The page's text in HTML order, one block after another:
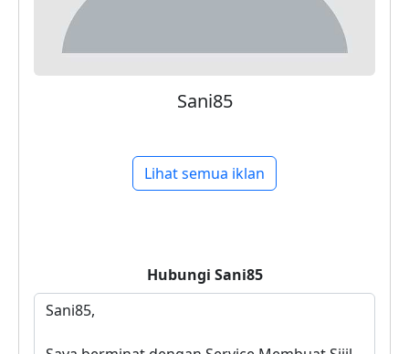
Sani85
Lihat semua iklan
Hubungi Sani85